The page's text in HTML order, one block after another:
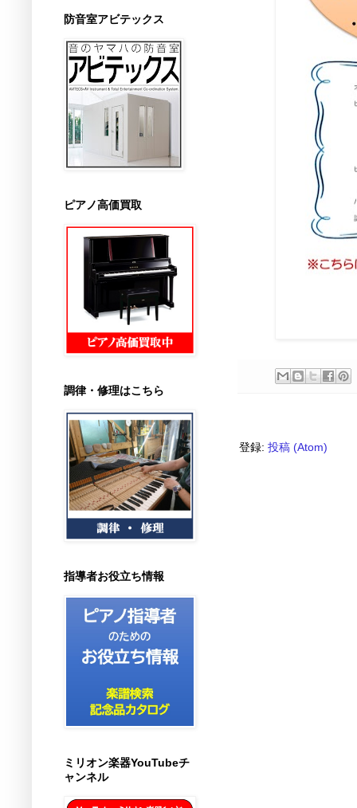
登録: 投稿 (Atom)
防音室アビテックス
ピアノ高価買取
調律・修理はこちら
指導者お役立ち情報
ミリオン楽器YouTubeチ
ャンネル